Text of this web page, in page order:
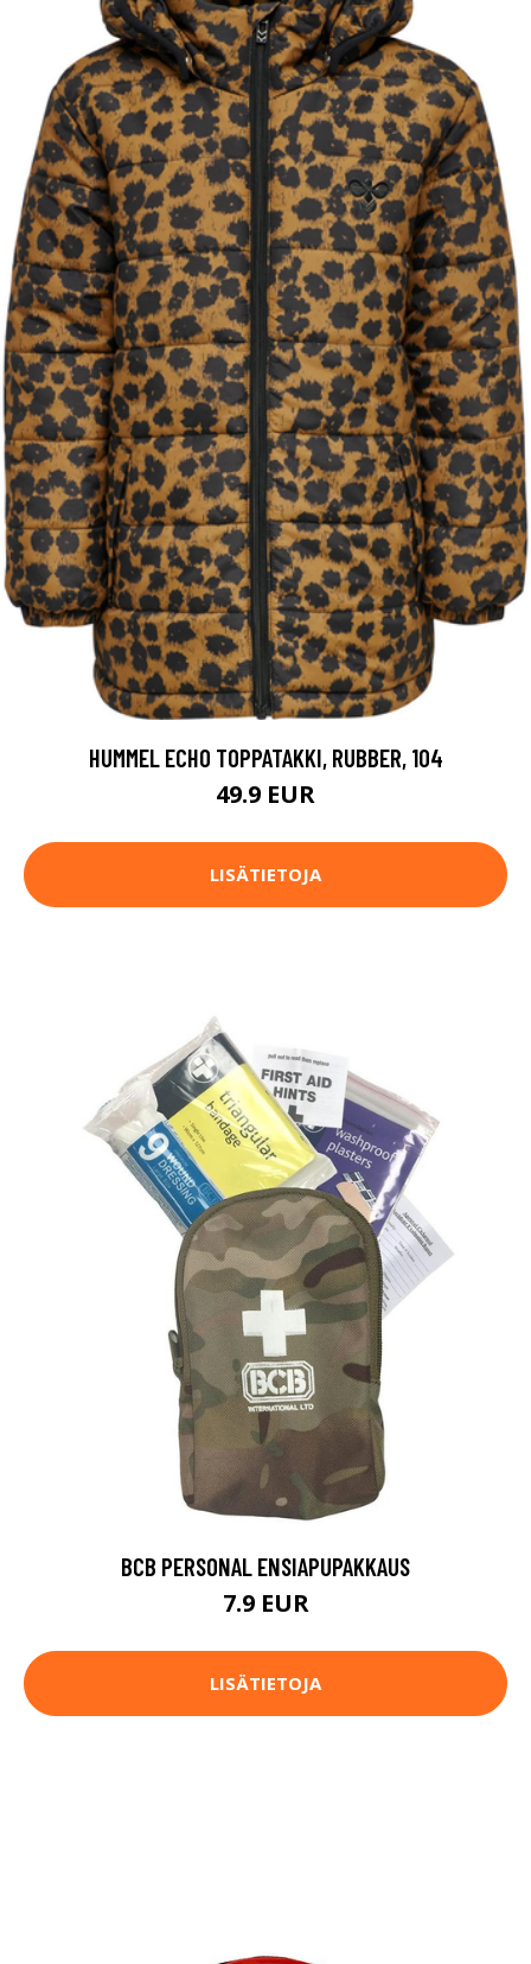
HUMMEL ECHO TOPPATAKKI, RUBBER, 104
49.9 EUR
LISÄTIETOJA
BCB PERSONAL ENSIAPUPAKKAUS
7.9 EUR
LISÄTIETOJA